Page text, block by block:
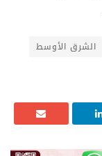
الشرق الأوسط